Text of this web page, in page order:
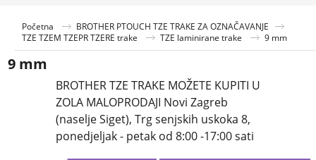
Početna
BROTHER PTOUCH TZE TRAKE ZA OZNAČAVANJE
TZE TZEM TZEPR TZERE trake
TZE laminirane trake 9 mm
9 mm
BROTHER TZE TRAKE MOŽETE KUPITI U
ZOLA MALOPRODAJI Novi Zagreb
(naselje Siget), Trg senjskih uskoka 8,
ponedjeljak - petak od 8:00 -17:00 sati